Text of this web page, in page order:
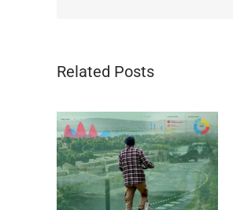
Related Posts